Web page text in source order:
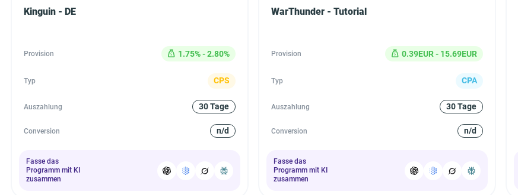
Kinguin - DE
Provision 1.75% - 2.80%
Typ CPS
Auszahlung 30 Tage
Conversion n/d
Fasse das
Programm mit KI
zusammen
WarThunder - Tutorial
Provision 0.39EUR - 15.69EUR
Typ CPA
Auszahlung 30 Tage
Conversion n/d
Fasse das
Programm mit KI
zusammen